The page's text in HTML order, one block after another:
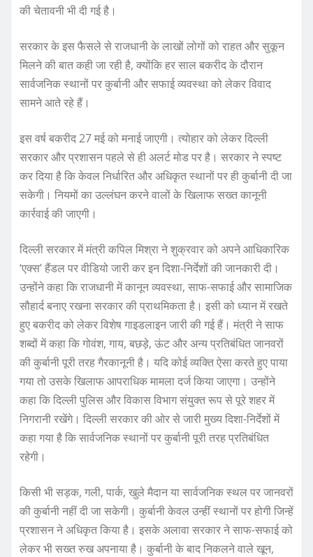
की चेतावनी भी दी गई है।
सरकार के इस फैसले से राजधानी के लाखों लोगों को राहत और सुकून
मिलने की बात कही जा रही है, क्योंकि हर साल बकरीद के दौरान
सार्वजनिक स्थानों पर कुर्बानी और सफाई व्यवस्था को लेकर विवाद
सामने आते रहे हैं।
इस वर्ष बकरीद 27 मई को मनाई जाएगी। त्योहार को लेकर दिल्ली
सरकार और प्रशासन पहले से ही अलर्ट मोड पर है। सरकार ने स्पष्ट
कर दिया है कि केवल निर्धारित और अधिकृत स्थानों पर ही कुर्बानी दी जा
सकेगी। नियमों का उल्लंघन करने वालों के खिलाफ सख्त कानूनी
कार्रवाई की जाएगी।
दिल्ली सरकार में मंत्री कपिल मिश्रा ने शुक्रवार को अपने आधिकारिक
‘एक्स’ हैंडल पर वीडियो जारी कर इन दिशा-निर्देशों की जानकारी दी।
उन्होंने कहा कि राजधानी में कानून व्यवस्था, साफ-सफाई और सामाजिक
सौहार्द बनाए रखना सरकार की प्राथमिकता है। इसी को ध्यान में रखते
हुए बकरीद को लेकर विशेष गाइडलाइन जारी की गई हैं। मंत्री ने साफ
शब्दों में कहा कि गोवंश, गाय, बछड़े, ऊंट और अन्य प्रतिबंधित जानवरों
की कुर्बानी पूरी तरह गैरकानूनी है। यदि कोई व्यक्ति ऐसा करते हुए पाया
गया तो उसके खिलाफ आपराधिक मामला दर्ज किया जाएगा। उन्होंने
कहा कि दिल्ली पुलिस और विकास विभाग संयुक्त रूप से पूरे शहर में
निगरानी रखेंगे। दिल्ली सरकार की ओर से जारी मुख्य दिशा-निर्देशों में
कहा गया है कि सार्वजनिक स्थानों पर कुर्बानी पूरी तरह प्रतिबंधित
रहेगी।
किसी भी सड़क, गली, पार्क, खुले मैदान या सार्वजनिक स्थल पर जानवरों
की कुर्बानी नहीं दी जा सकेगी। कुर्बानी केवल उन्हीं स्थानों पर होगी जिन्हें
प्रशासन ने अधिकृत किया है। इसके अलावा सरकार ने साफ-सफाई को
लेकर भी सख्त रुख अपनाया है। कुर्बानी के बाद निकलने वाले खून,